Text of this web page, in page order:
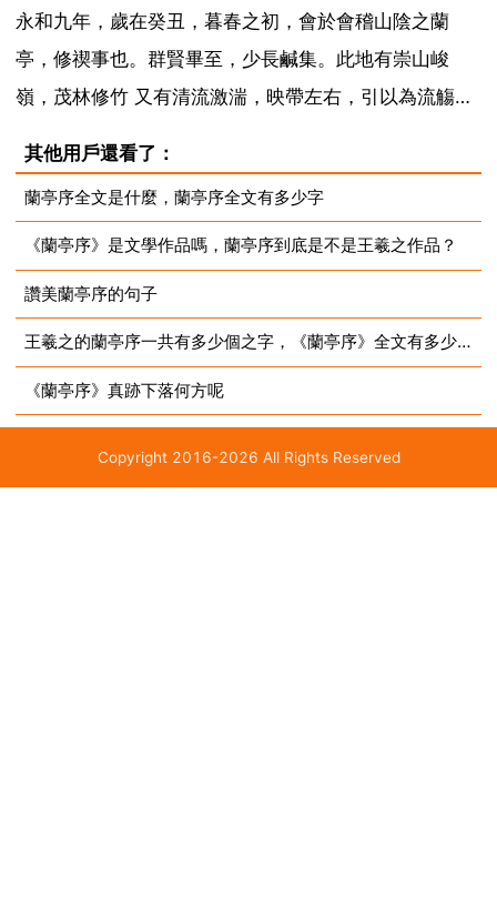
共誰快？筆走龍蛇難自持。俯仰之間曾頓悟，縱橫以外
正沉...
永和九年，歲在癸丑，暮春之初，會於會稽山陰之蘭
亭，修禊事也。群賢畢至，少長鹹集。此地有崇山峻
嶺，茂林修竹 又有清流激湍，映帶左右，引以為流觴曲
暢敘幽情。是日也，天朗氣清，惠風和暢，仰觀宇宙之
大，俯察品類之盛，所以遊目騁懷，足以極視聽之娛，
信可樂也。夫人...
其他用戶還看了：
蘭亭序全文是什麼，蘭亭序全文有多少字
《蘭亭序》是文學作品嗎，蘭亭序到底是不是王羲之作品？
讚美蘭亭序的句子
王羲之的蘭亭序一共有多少個之字，《蘭亭序》全文有多少個字？
《蘭亭序》真跡下落何方呢
Copyright 2016-2026 All Rights Reserved